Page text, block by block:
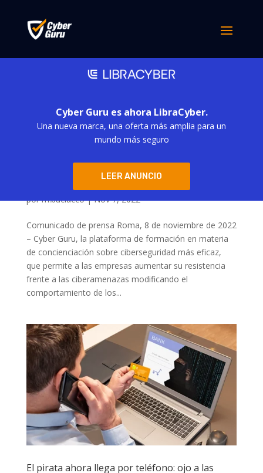
Cyber Guru es ahora LibraCyber.
Una nueva marca, una oferta más amplia para un
mundo más seguro
LEER ANUNCIO
Cyber Guru: Dave Kellogg nuevo miembro del
consejo de administración
porm.baciucco|Nov 7, 2022
Comunicado de prensa Roma, 8 de noviembre de 2022
– Cyber Guru, la plataforma de formación en materia
de concienciación sobre ciberseguridad más eficaz,
que permite a las empresas aumentar su resistencia
frente a las ciberamenazas modificando el
comportamiento de los...
El pirata ahora llega por teléfono: ojo a las